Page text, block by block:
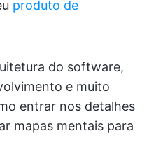
produto de
do software,
e muito
entrar nos detalhes
mapas mentais para